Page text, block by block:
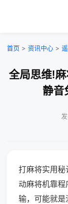
首页 > 资讯中心 >
全局思维!
静音
打麻将实用秘
动麻将机靠
输，可能就是